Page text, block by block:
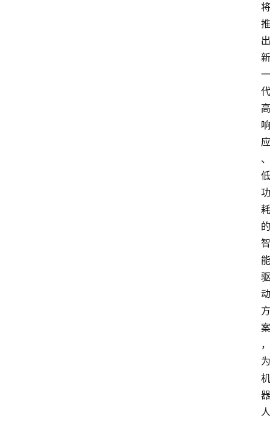
将
推
出
新
一
代
高
响
应
、
低
功
耗
的
智
能
驱
动
方
案
，
为
机
器
人